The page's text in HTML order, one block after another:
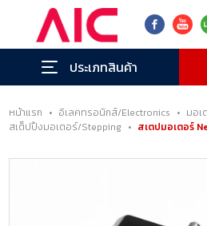
ประเภทสินค้า
หน้าแรก • อิเลคทรอนิกส์/Electronics • มอเ
สเต็ปปิ้งมอเตอร์/Stepping • สเตปมอเตอร์